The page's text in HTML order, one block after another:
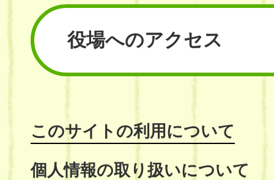
役場へのアクセス
このサイトの利用について
個人情報の取り扱いについて